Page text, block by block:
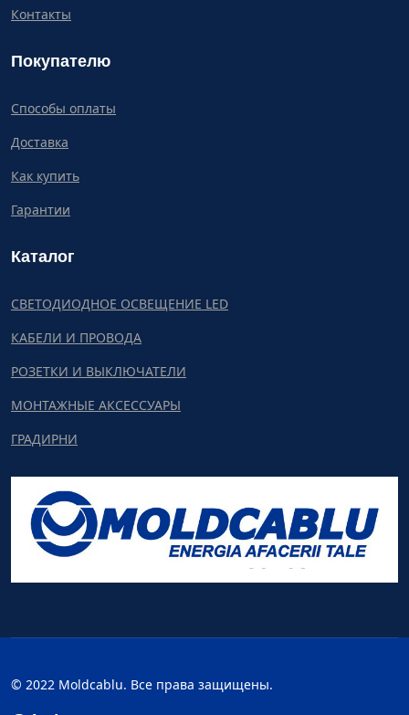
Контакты
Покупателю
Способы оплаты
Доставка
Как купить
Гарантии
Каталог
СВЕТОДИОДНОЕ ОСВЕЩЕНИЕ LED
КАБЕЛИ И ПРОВОДА
РОЗЕТКИ И ВЫКЛЮЧАТЕЛИ
МОНТАЖНЫЕ АКСЕССУАРЫ
ГРАДИРНИ
© 2022 Moldcablu. Все права защищены.